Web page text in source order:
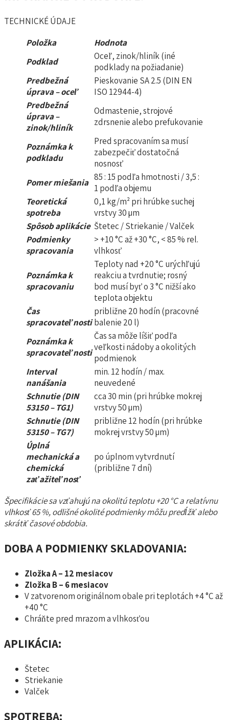
TECHNICKÉ ÚDAJE
Položka
Hodnota
Podklad
Oceľ, zinok/hliník (iné
podklady na požiadanie)
Predbežná
úprava – oceľ
Pieskovanie SA 2.5 (DIN EN
ISO 12944-4)
Predbežná
úprava –
zinok/hliník
Odmastenie, strojové
zdrsnenie alebo prefukovanie
Poznámka k
podkladu
Pred spracovaním sa musí
zabezpečiť dostatočná
nosnosť
Pomer miešania 85 : 15 podľa hmotnosti / 3,5 :
1 podľa objemu
Teoretická
spotreba
0,1 kg/m² pri hrúbke suchej
vrstvy 30 µm
Spôsob aplikácie Štetec / Striekanie / Valček
Podmienky
spracovania
> +10 °C až +30 °C, < 85 % rel.
vlhkosť
Poznámka k
spracovaniu
Teploty nad +20 °C urýchľujú
reakciu a tvrdnutie; rosný
bod musí byť o 3 °C nižší ako
teplota objektu
Čas
spracovateľnosti
približne 20 hodín (pracovné
balenie 20 l)
Poznámka k
spracovateľnosti
Čas sa môže líšiť podľa
veľkosti nádoby a okolitých
podmienok
Interval
nanášania
min. 12 hodín / max.
neuvedené
Schnutie (DIN
53150 – TG1)
cca 30 min (pri hrúbke mokrej
vrstvy 50 µm)
Schnutie (DIN
53150 – TG7)
približne 12 hodín (pri hrúbke
mokrej vrstvy 50 µm)
Úplná
mechanická a
chemická
zaťažiteľnosť
po úplnom vytvrdnutí
(približne 7 dní)
Špecifikácie sa vzťahujú na okolitú teplotu +20 °C a relatívnu
vlhkosť 65 %, odlišné okolité podmienky môžu predĺžiť alebo
skrátiť časové obdobia.
DOBA A PODMIENKY SKLADOVANIA:
Zložka A – 12 mesiacov
Zložka B – 6 mesiacov
V zatvorenom originálnom obale pri teplotách +4 °C až
+40 °C
Chráňte pred mrazom a vlhkosťou
APLIKÁCIA:
Štetec
Striekanie
Valček
SPOTREBA: